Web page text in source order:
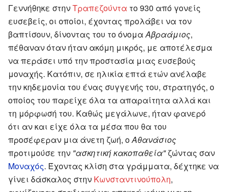
Γεννήθηκε στηνΤραπεζούντα το 930 από γονείς
ευσεβείς, οι οποίοι, έχοντας προλάβει να τον
βαπτίσουν, δίνοντας του το όνομαΑβραάμιος,
πέθαναν όταν ήταν ακόμη μικρός, με αποτέλεσμα
να περάσει υπό την προστασία μιας ευσεβούς
μοναχής. Κατόπιν, σε ηλικία επτά ετών ανέλαβε
την κηδεμονία του ένας συγγενής του, στρατηγός, ο
οποίος του παρείχε όλα τα απαραίτητα αλλά και
τη μόρφωσή του. Καθώς μεγάλωνε, ήταν φανερό
ότι αν και είχε όλα τα μέσα που θα του
προσέφεραν μια άνετη ζωή, οΑθανάσιος
προτιμούσε την "ασκητική κακοπαθεία"ζώντας σαν
Μοναχός. Έχοντας κλίση στα γράμματα, δέχτηκε να
γίνει δάσκαλος στην Κωνσταντινούπολη,